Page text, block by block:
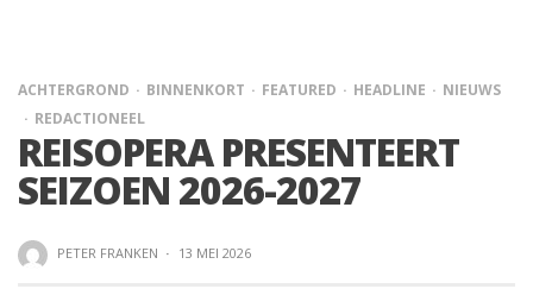
ACHTERGROND BINNENKORT FEATURED HEADLINE
NIEUWS
REDACTIONEEL
REISOPERA PRESENTEERT
SEIZOEN 2026-2027
PETER FRANKEN · 13 MEI 2026